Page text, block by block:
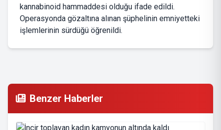
kannabinoid hammaddesi olduğu ifade edildi.
Operasyonda gözaltına alınan şüphelinin emniyetteki
işlemlerinin sürdüğü öğrenildi.
Benzer Haberler